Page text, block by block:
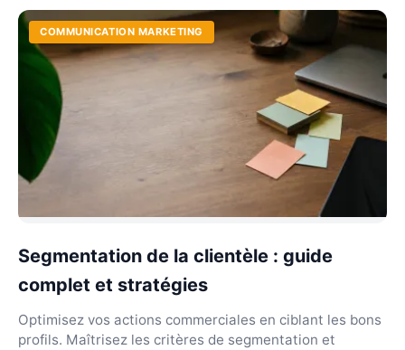
COMMUNICATION MARKETING
Segmentation de la clientèle : guide
complet et stratégies
Optimisez vos actions commerciales en ciblant les bons
profils. Maîtrisez les critères de segmentation et